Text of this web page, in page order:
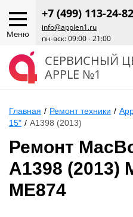
Меню
+7 (499) 113-24-82
info@applen1.ru
пн-вск: 09:00 - 21:00
СЕРВИСНЫЙ
APPLE №1
Главная / Ремонт техники /
15" / A1398 (2013)
Ремонт
A1398 (2013)
ME874